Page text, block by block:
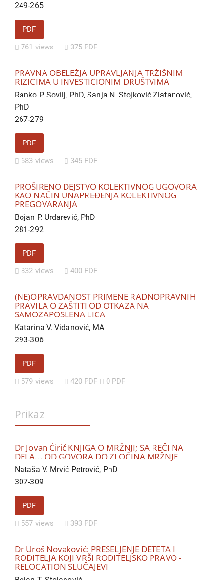
249-265
PDF
761 views
375 PDF
PRAVNA OBELEŽJA UPRAVLJANJA TRŽIŠNIM
RIZICIMA U INVESTICIONIM DRUŠTVIMA
Ranko P. Sovilj, PhD, Sanja N. Stojković Zlatanović,
PhD
267-279
PDF
683 views
345 PDF
PROŠIRENO DEJSTVO KOLEKTIVNOG UGOVORA
KAO NAČIN UNAPREĐENJA KOLEKTIVNOG
PREGOVARANJA
Bojan P. Urdarević, PhD
281-292
PDF
832 views
400 PDF
(NE)OPRAVDANOST PRIMENE RADNOPRAVNIH
PRAVILA O ZAŠTITI OD OTKAZA NA
SAMOZAPOSLENA LICA
Katarina V. Vidanović, MA
293-306
PDF
579 views
420 PDF 0 PDF
Prikaz
Dr Jovan Ćirić KNJIGA O MRŽNJI; SA REČI NA
DELA... OD GOVORA DO ZLOČINA MRŽNJE
Nataša V. Mrvić Petrović, PhD
307-309
PDF
557 views
393 PDF
Dr Uroš Novaković: PRESELJENJE DETETA I
RODITELJA KOJI VRŠI RODITELJSKO PRAVO -
RELOCATION SLUČAJEVI